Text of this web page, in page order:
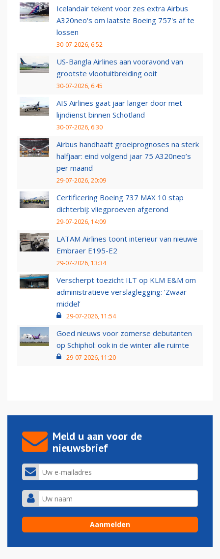
Icelandair tekent voor zes extra Airbus
A320neo's om laatste Boeing 757's af te
lossen
30-07-2026, 6:52
US-Bangla Airlines aan vooravond van
grootste vlootuitbreiding ooit
30-07-2026, 6:45
AIS Airlines gaat jaar langer door met
lijndienst binnen Schotland
30-07-2026, 6:30
Airbus handhaaft groeiprognoses na sterk
halfjaar: eind volgend jaar 75 A320neo’s
per maand
29-07-2026, 20:09
Certificering Boeing 737 MAX 10 stap
dichterbij: vliegproeven afgerond
29-07-2026, 14:09
LATAM Airlines toont interieur van nieuwe
Embraer E195-E2
29-07-2026, 13:34
Verscherpt toezicht ILT op KLM E&M om
administratieve verslaglegging: ‘Zwaar
middel’
29-07-2026, 11:54
Goed nieuws voor zomerse debutanten
op Schiphol: ook in de winter alle ruimte
29-07-2026, 11:20
Meld u aan voor de
nieuwsbrief